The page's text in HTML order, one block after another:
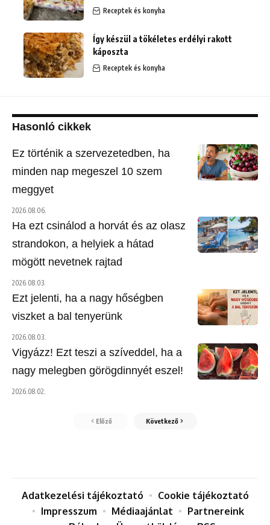
Receptek és konyha
Így készül a tökéletes erdélyi rakott
káposzta
Receptek és konyha
Hasonló cikkek
Ez történik a szervezetedben, ha
minden nap megeszel 10 szem
meggyet
2026.08.06.
Ha ezt csinálod a horvát és az olasz
strandokon, a helyiek a hátad
mögött nevetnek rajtad
2026.08.03.
Ezt jelenti, ha a nagy hőségben
viszket a bal tenyerünk
2026.08.03.
Vigyázz! Ezt teszi a szíveddel, ha a
nagy melegben görögdinnyét eszel!
2026.08.02.
Előző Következő
Adatkezelési tájékoztató
Cookie tájékoztató
Impresszum
Médiaajánlat
Partnereink